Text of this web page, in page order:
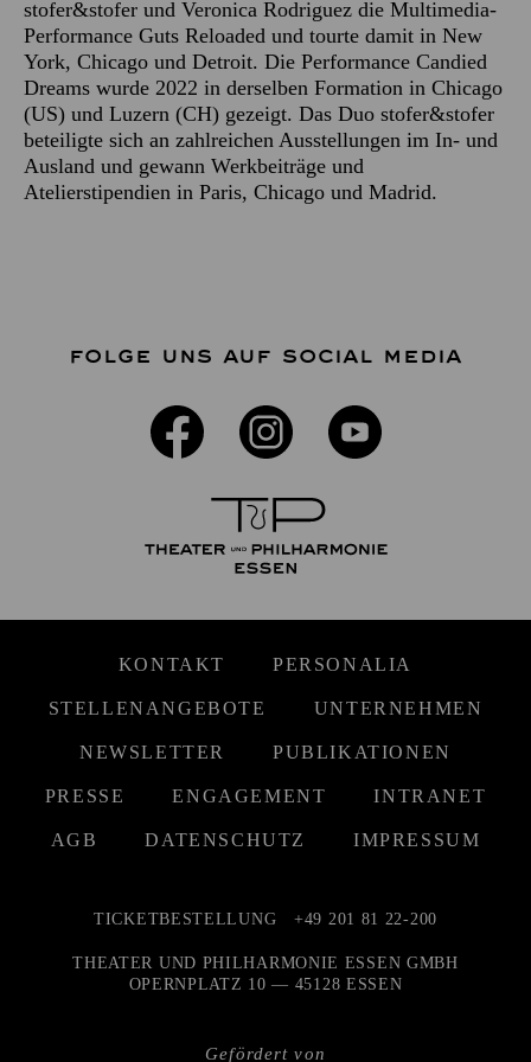
stofer&stofer und Veronica Rodriguez die Multimedia-
Performance Guts Reloaded und tourte damit in New
York, Chicago und Detroit. Die Performance Candied
Dreams wurde 2022 in derselben Formation in Chicago
(US) und Luzern (CH) gezeigt. Das Duo stofer&stofer
beteiligte sich an zahlreichen Ausstellungen im In- und
Ausland und gewann Werkbeiträge und
Atelierstipendien in Paris, Chicago und Madrid.
FOLGE UNS AUF SOCIAL MEDIA
KONTAKT PERSONALIA
STELLENANGEBOTE UNTERNEHMEN
NEWSLETTER PUBLIKATIONEN
PRESSE ENGAGEMENT INTRANET
AGB DATENSCHUTZ IMPRESSUM
Gefördert von
TICKETBESTELLUNG +49 201 81 22-200
THEATER UND PHILHARMONIE ESSEN GMBH
OPERNPLATZ 10 — 45128 ESSEN